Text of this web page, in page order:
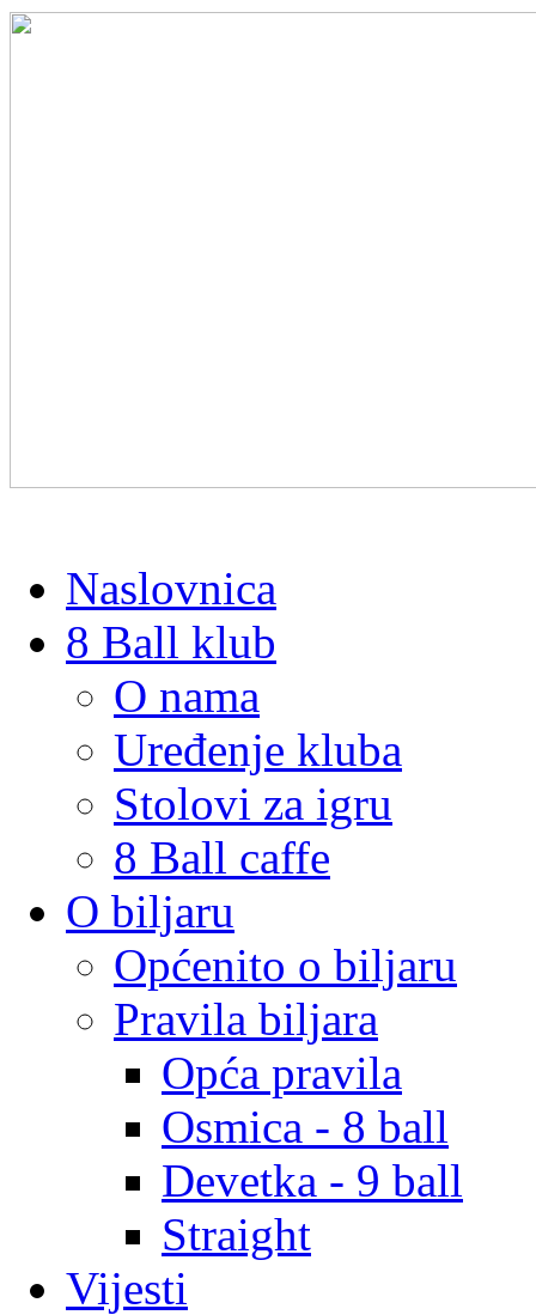
Naslovnica
8 Ball klub
O nama
Uređenje kluba
Stolovi za igru
8 Ball caffe
O biljaru
Općenito o biljaru
Pravila biljara
Opća pravila
Osmica - 8 ball
Devetka - 9 ball
Straight
Vijesti